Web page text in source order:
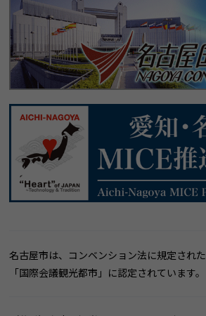
名古屋市は、コンベンション法に規定された
「国際会議観光都市」に認定されています。